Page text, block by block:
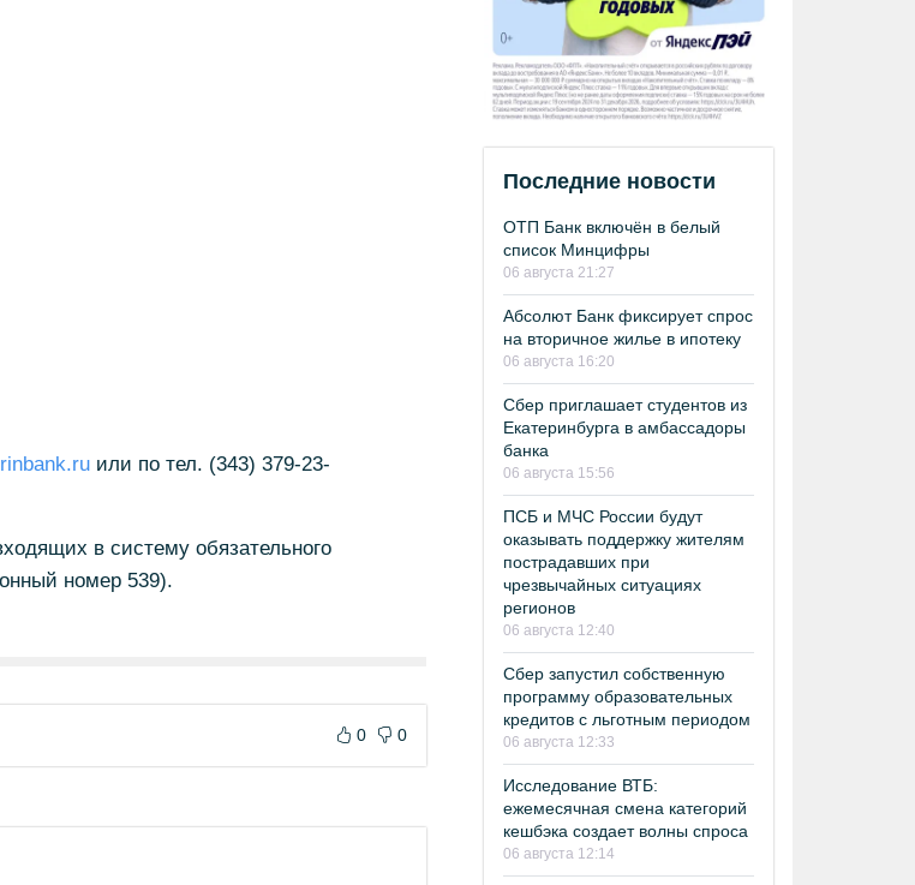
или по тел. (343) 379-23-
в систему обязательного
номер 539).
0 0
Последние новости
ОТП Банк включён в белый
список Минцифры
06 августа 21:27
Абсолют Банк фиксирует спрос
на вторичное жилье в ипотеку
06 августа 16:20
Сбер приглашает студентов из
Екатеринбурга в амбассадоры
банка
06 августа 15:56
ПСБ и МЧС России будут
оказывать поддержку жителям
пострадавших при
чрезвычайных ситуациях
регионов
06 августа 12:40
Сбер запустил собственную
программу образовательных
кредитов с льготным периодом
06 августа 12:33
Исследование ВТБ:
ежемесячная смена категорий
кешбэка создает волны спроса
06 августа 12:14